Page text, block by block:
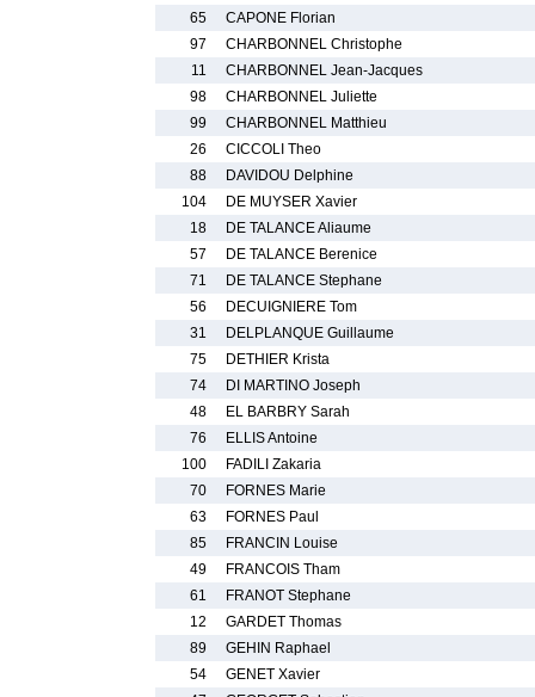
65
CAPONE Florian
97
CHARBONNEL Christophe
11
CHARBONNEL Jean-Jacques
98
CHARBONNEL Juliette
99
CHARBONNEL Matthieu
26
CICCOLI Theo
88
DAVIDOU Delphine
104
DE MUYSER Xavier
18
DE TALANCE Aliaume
57
DE TALANCE Berenice
71
DE TALANCE Stephane
56
DECUIGNIERE Tom
31
DELPLANQUE Guillaume
75
DETHIER Krista
74
DI MARTINO Joseph
48
EL BARBRY Sarah
76
ELLIS Antoine
100
FADILI Zakaria
70
FORNES Marie
63
FORNES Paul
85
FRANCIN Louise
49
FRANCOIS Tham
61
FRANOT Stephane
12
GARDET Thomas
89
GEHIN Raphael
54
GENET Xavier